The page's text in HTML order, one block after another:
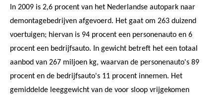
In 2009 is 2,6 procent van het Nederlandse autopark naar
demontagebedrijven afgevoerd. Het gaat om 263 duizend
voertuigen; hiervan is 94 procent een personenauto en 6
procent een bedrijfsauto. In gewicht betreft het een totaal
aanbod van 267 miljoen kg, waarvan de personenauto's 89
procent en de bedrijfsauto's 11 procent innemen. Het
gemiddelde leeggewicht van de voor sloop vrijgekomen